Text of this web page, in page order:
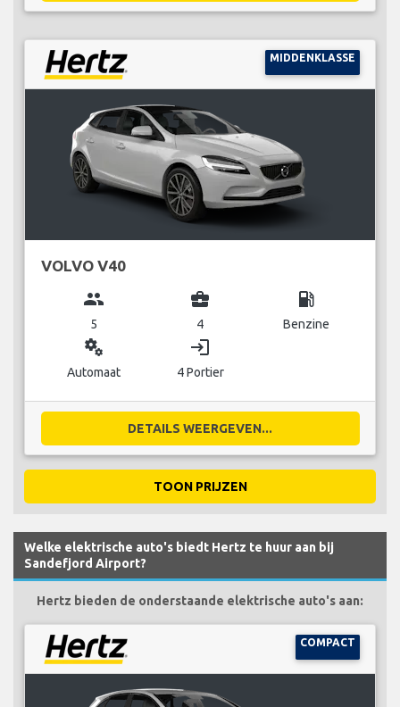
MIDDENKLASSE
VOLVO V40
group
5
business_center
4
local_gas_station
Benzine
miscellaneous_services
Automaat
login
4 Portier
DETAILS WEERGEVEN...
TOON PRIJZEN
Welke elektrische auto's biedt Hertz te huur aan bij
Sandefjord Airport?
Hertz bieden de onderstaande elektrische auto's aan:
COMPACT